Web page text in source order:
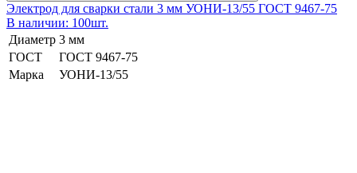
Электрод для сварки стали 3 мм УОНИ-13/55 ГОСТ 9467-75
В наличии: 100шт.
Диаметр 3 мм
ГОСТ
ГОСТ 9467-75
Марка
УОНИ-13/55